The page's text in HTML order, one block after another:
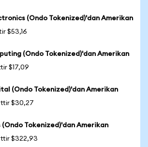
(Ondo Tokenized)'dan Amerikan
$53,16
(Ondo Tokenized)'dan Amerikan
$17,09
(Ondo Tokenized)'dan Amerikan
$30,27
Tokenized)'dan Amerikan
$322,93